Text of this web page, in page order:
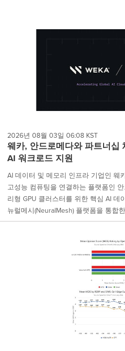
2026년 08월 03일 06:08 KST
웨카, 안드로메다와 파트너십
AI 워크로드 지원
AI 데이터 및 메모리 인프라 기업인 웨
고성능 컴퓨팅을 연결하는 플랫폼인
리형 GPU 클러스터를 위한 핵심 AI 데
뉴럴메시(NeuralMesh) 플랫폼을 통합